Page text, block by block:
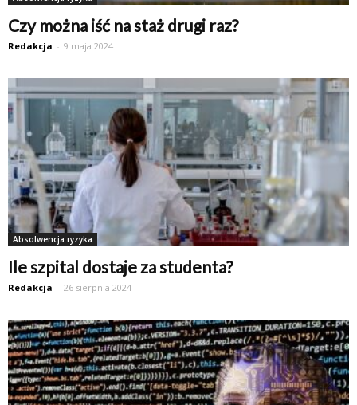
Czy można iść na staż drugi raz?
Redakcja - 9 maja 2024
Absolwencja ryzyka
Ile szpital dostaje za studenta?
Redakcja - 26 sierpnia 2024